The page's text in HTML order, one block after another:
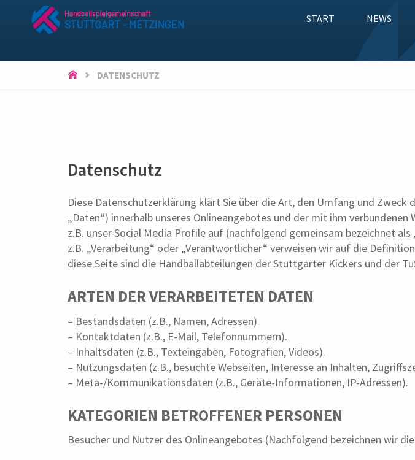
Zum
START NEWS
STARTDATENSCHUTZ
Datenschutz
Diese Datenschutzerklärung klärt Sie über die Art, den Umfang und
„Daten“) innerhalb unseres Onlineangebotes und der mit ihm
z.B. unser Social Media Profile auf (nachfolgend gemeinsam bezeichnet
z.B. „Verarbeitung“ oder „Verantwortlicher“ verweisen wir auf die
diese Seite sind die Handballabteilungen der Stuttgarter Kickers und der
ARTEN DER VERARBEITETEN DATEN
– Bestandsdaten (z.B., Namen, Adressen).
– Kontaktdaten (z.B., E-Mail, Telefonnummern).
– Inhaltsdaten (z.B., Texteingaben, Fotografien, Videos).
– Nutzungsdaten (z.B., besuchte Webseiten, Interesse an Inhalten,
– Meta-/Kommunikationsdaten (z.B., Geräte-Informationen, IP-Adressen).
KATEGORIEN BETROFFENER PERSONEN
Besucher und Nutzer des Onlineangebotes (Nachfolgend bezeichnen wir